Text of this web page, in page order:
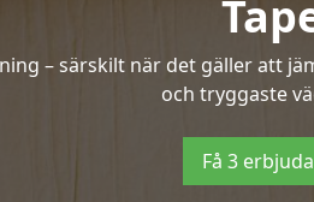
– särskilt när det gäller att
och tryggaste
Få 3